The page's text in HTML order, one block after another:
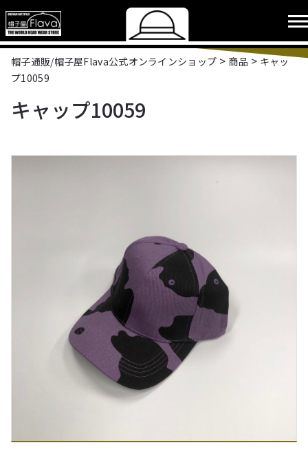
帽子通販/帽子屋Flava公式オンラインショップ > 商品 > キャッ
プ10059
キャップ10059